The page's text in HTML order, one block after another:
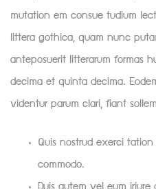
mutation em consue tudium
littera gothica, quam nunc
anteposuerit litterarum formas
decima et quinta decima.
videntur parum clari, fiant
Quis nostrud exerci tation
commodo.